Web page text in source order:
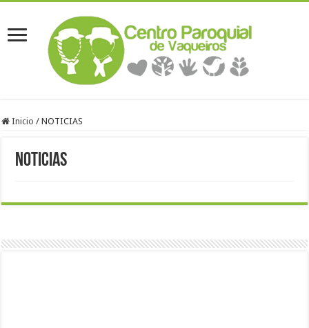
Inicio / NOTICIAS
NOTICIAS